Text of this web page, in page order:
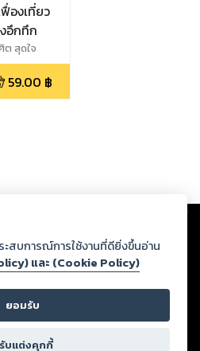
องเที่ยว
อึกทึก
ต สุดใจ
59.00 ฿
ว็บไซต์และปรากฏว่าละเมิดสิทธิใน
ขัดต่อกฎหมายและศีลธรรม ดังนั้น ผู้อ่าน
นกรองด้วยตนเอง และหากท่านพบว่าส่วน
กรุณาแจ้งมายังบริษัท เพื่อทีมงานจะได้
อกขอสงวนลิขสิทธิ์ตามพระราชบัญญัติ
ะสบการณ์การใช้งานที่ดียิ่งขึ้นอ่าน
และ (Cookie Policy)
ยอมรับ
บแต่งคุกกี้